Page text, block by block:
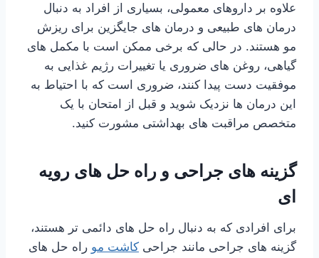
علاوه بر داروهای معمولی، بسیاری از افراد به دنبال
درمان های طبیعی و درمان های جایگزین برای ریزش
مو هستند. در حالی که برخی ممکن است با مکمل های
گیاهی، روغن های ضروری یا تغییرات رژیم غذایی به
موفقیت دست پیدا کنند، ضروری است که با احتیاط به
این درمان ها نزدیک شوید و قبل از امتحان با یک
متخصص مراقبت های بهداشتی مشورت کنید.
گزینه های جراحی و راه حل های رویه
ای
برای افرادی که به دنبال راه حل های دائمی تر هستند،
گزینه های جراحی مانند جراحی کاشت مو راه حل های